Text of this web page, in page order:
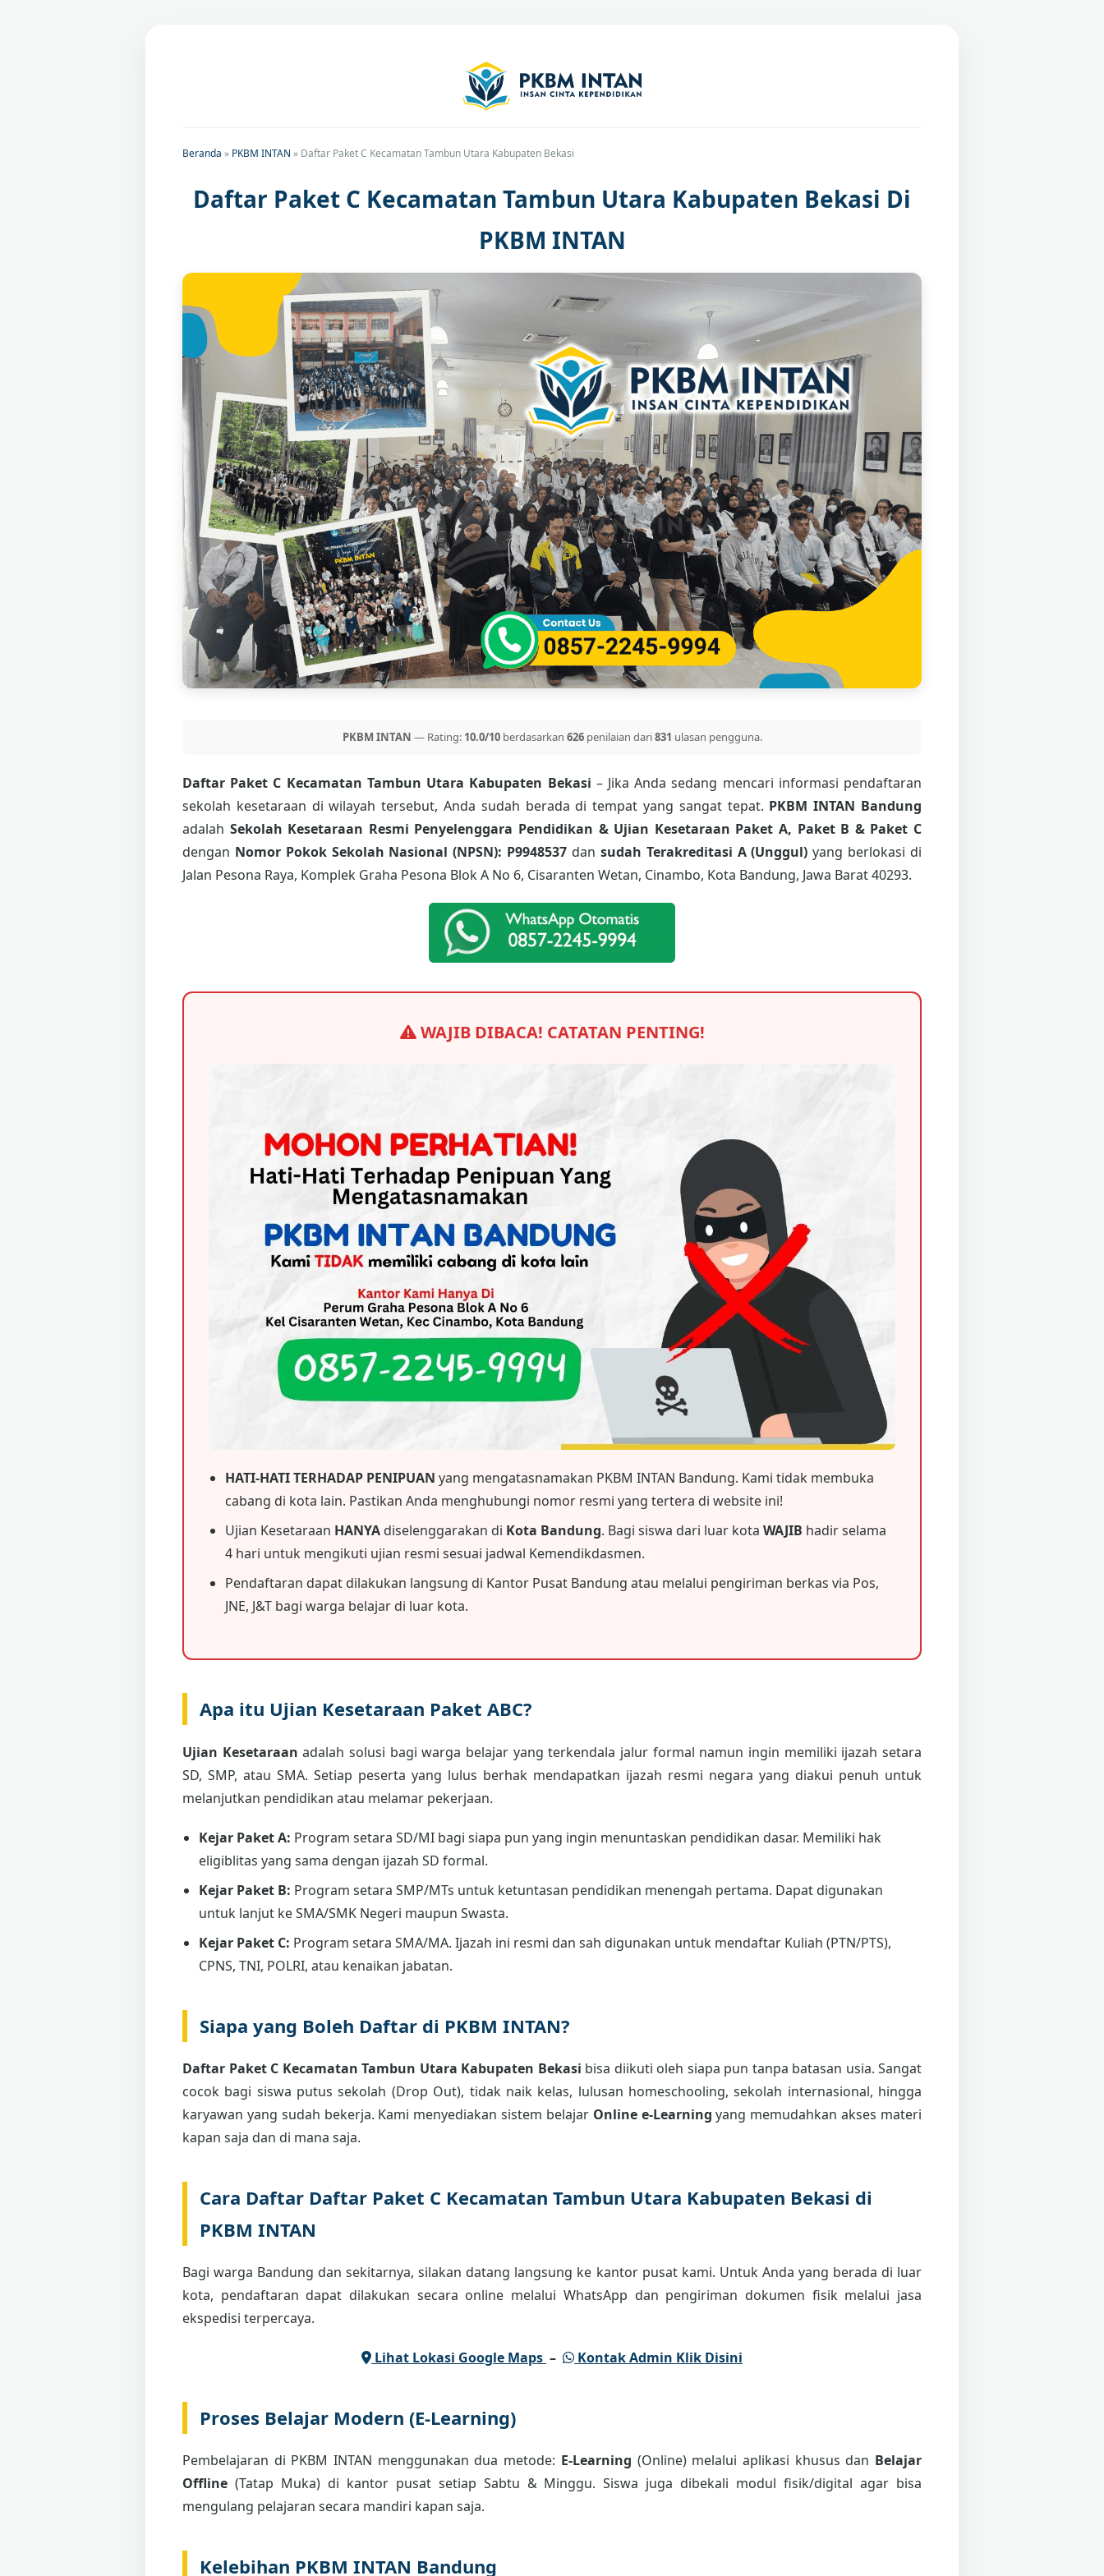
Beranda » PKBM INTAN » Daftar Paket C Kecamatan Tambun Utara Kabupaten Bekasi
Daftar Paket C Kecamatan Tambun Utara Kabupaten Bekasi Di
PKBM INTAN
PKBM INTAN — Rating: 10.0/10berdasarkan 626penilaian dari831 ulasan pengguna.
Daftar Paket C Kecamatan Tambun Utara Kabupaten Bekasi – Jika Anda sedang mencari informasi pendaftaran
sekolah kesetaraan di wilayah tersebut, Anda sudah berada di tempat yang sangat tepat. PKBM INTAN Bandung
adalah Sekolah Kesetaraan Resmi Penyelenggara Pendidikan & Ujian Kesetaraan Paket A, Paket B & Paket C
dengan Nomor Pokok Sekolah Nasional (NPSN): P9948537 dan sudah Terakreditasi A (Unggul) yang berlokasi di
Jalan Pesona Raya, Komplek Graha Pesona Blok A No 6, Cisaranten Wetan, Cinambo, Kota Bandung, Jawa Barat 40293.
WAJIB DIBACA! CATATAN PENTING!
HATI-HATI TERHADAP PENIPUAN yang mengatasnamakan PKBM INTAN Bandung. Kami tidak membuka
cabang di kota lain. Pastikan Anda menghubungi nomor resmi yang tertera di website ini!
Ujian Kesetaraan HANYA diselenggarakan di Kota Bandung. Bagi siswa dari luar kota WAJIB hadir selama
4 hari untuk mengikuti ujian resmi sesuai jadwal Kemendikdasmen.
Pendaftaran dapat dilakukan langsung di Kantor Pusat Bandung atau melalui pengiriman berkas via Pos,
JNE, J&T bagi warga belajar di luar kota.
Apa itu Ujian Kesetaraan Paket ABC?
Ujian Kesetaraan adalah solusi bagi warga belajar yang terkendala jalur formal namun ingin memiliki ijazah setara
SD, SMP, atau SMA. Setiap peserta yang lulus berhak mendapatkan ijazah resmi negara yang diakui penuh untuk
melanjutkan pendidikan atau melamar pekerjaan.
Kejar Paket A: Program setara SD/MI bagi siapa pun yang ingin menuntaskan pendidikan dasar. Memiliki hak
eligiblitas yang sama dengan ijazah SD formal.
Kejar Paket B: Program setara SMP/MTs untuk ketuntasan pendidikan menengah pertama. Dapat digunakan
untuk lanjut ke SMA/SMK Negeri maupun Swasta.
Kejar Paket C: Program setara SMA/MA. Ijazah ini resmi dan sah digunakan untuk mendaftar Kuliah (PTN/PTS),
CPNS, TNI, POLRI, atau kenaikan jabatan.
Siapa yang Boleh Daftar di PKBM INTAN?
Daftar Paket C Kecamatan Tambun Utara Kabupaten Bekasi bisa diikuti oleh siapa pun tanpa batasan usia. Sangat
cocok bagi siswa putus sekolah (Drop Out), tidak naik kelas, lulusan homeschooling, sekolah internasional, hingga
karyawan yang sudah bekerja. Kami menyediakan sistem belajar Online e-Learning yang memudahkan akses materi
kapan saja dan di mana saja.
Cara Daftar Daftar Paket C Kecamatan Tambun Utara Kabupaten Bekasi di
PKBM INTAN
Bagi warga Bandung dan sekitarnya, silakan datang langsung ke kantor pusat kami. Untuk Anda yang berada di luar
kota, pendaftaran dapat dilakukan secara online melalui WhatsApp dan pengiriman dokumen fisik melalui jasa
ekspedisi terpercaya.
Lihat Lokasi Google Maps – Kontak Admin Klik Disini
Proses Belajar Modern (E-Learning)
Pembelajaran di PKBM INTAN menggunakan dua metode: E-Learning (Online) melalui aplikasi khusus dan Belajar
Offline (Tatap Muka) di kantor pusat setiap Sabtu & Minggu. Siswa juga dibekali modul fisik/digital agar bisa
mengulang pelajaran secara mandiri kapan saja.
Kelebihan PKBM INTAN Bandung